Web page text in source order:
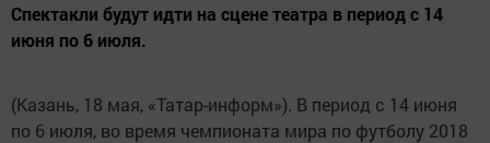
Спектакли будут идти на сцене театра в период с 14
июня по 6 июля.
(Казань, 18 мая, «Татар-информ»). В период с 14 июня
по 6 июля, во время чемпионата мира по футболу 2018